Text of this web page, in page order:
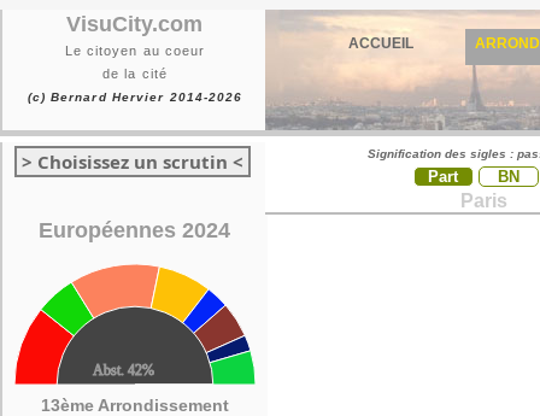
VisuCity.com
Le citoyen au coeur
de la cité
(c) Bernard Hervier 2014-2026
ACCUEIL
> Choisissez un scrutin <
Européennes 2024
13ème Arrondissement
Signification des sigles :
Part BN
Paris